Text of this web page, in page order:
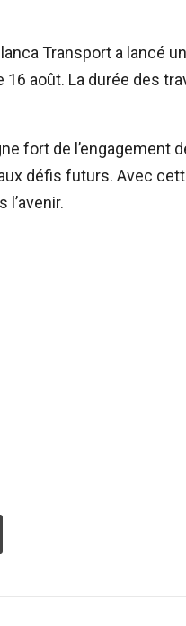
Transport a lancé
août. La durée des
fort de l’engagement
défis futurs. Avec